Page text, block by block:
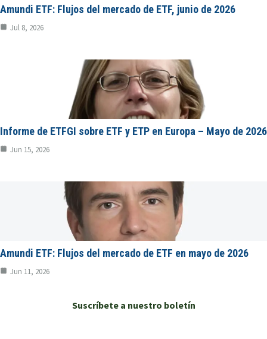
Amundi ETF: Flujos del mercado de ETF, junio de 2026
Jul 8, 2026
Informe de ETFGI sobre ETF y ETP en Europa – Mayo de 2026
Jun 15, 2026
Amundi ETF: Flujos del mercado de ETF en mayo de 2026
Jun 11, 2026
Suscríbete a nuestro boletín